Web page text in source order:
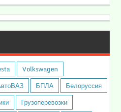
Volkswagen
БПЛА
Белоруссия
Грузоперевозки